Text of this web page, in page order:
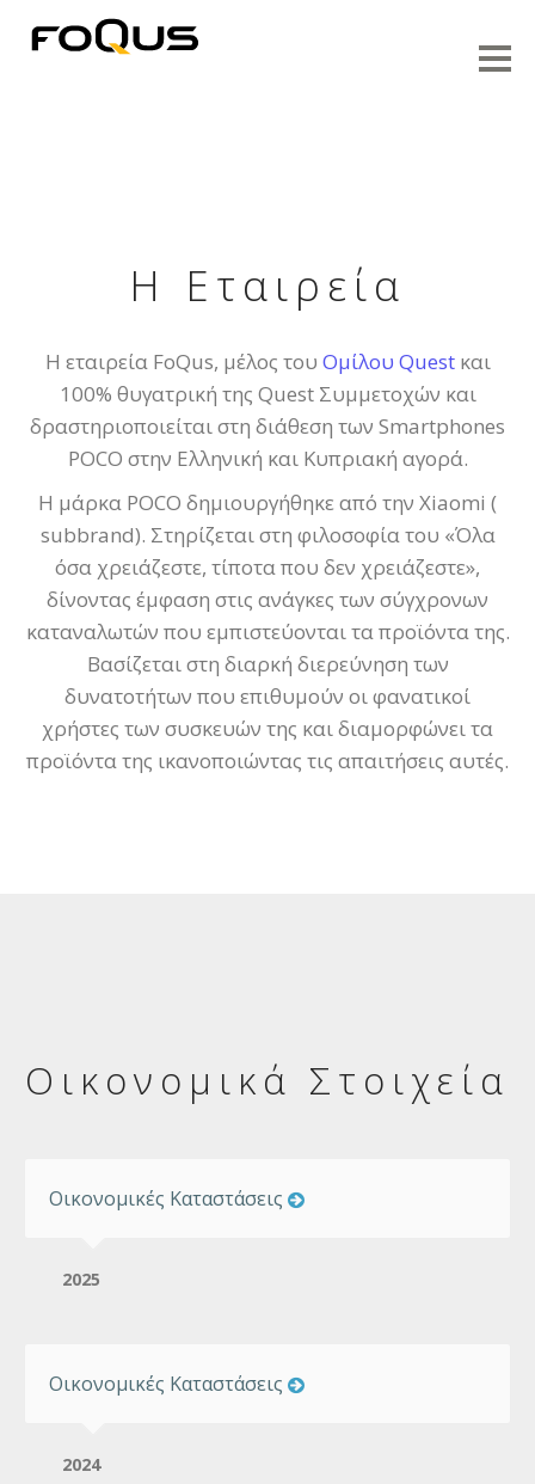
Η Εταιρεία
Η εταιρεία FoQus, μέλος του Ομίλου Questκαι
100% θυγατρική της Quest Συμμετοχών και
δραστηριοποιείται στη διάθεση των Smartphones
POCO στην Ελληνική και Κυπριακή αγορά.
Η μάρκα POCO δημιουργήθηκε από την Xiaomi (
subbrand). Στηρίζεται στη φιλοσοφία του «Όλα
όσα χρειάζεστε, τίποτα που δεν χρειάζεστε»,
δίνοντας έμφαση στις ανάγκες των σύγχρονων
καταναλωτών που εμπιστεύονται τα προϊόντα της.
Βασίζεται στη διαρκή διερεύνηση των
δυνατοτήτων που επιθυμούν οι φανατικοί
χρήστες των συσκευών της και διαμορφώνει τα
προϊόντα της ικανοποιώντας τις απαιτήσεις αυτές.
Οικονομικά Στοιχεία
Οικονομικές Καταστάσεις
2025
Οικονομικές Καταστάσεις
2024